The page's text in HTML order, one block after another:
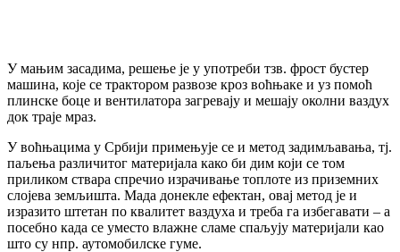
У мањим засадима, решење је у употреби тзв. фрост бустер
машина, које се трактором развозе кроз воћњаке и уз помоћ
плинске боце и вентилатора загревају и мешају околни ваздух
док траје мраз.
У воћњацима у Србији примењује се и метод задимљавања, тј.
паљења различитог материјала како би дим који се том
приликом ствара спречио израчивање топлоте из приземних
слојева земљишта. Мада донекле ефектан, овај метод је и
изразито штетан по квалитет ваздуха и треба га избегавати – а
посебно када се уместо влажне сламе спаљују материјали као
што су нпр. аутомобилске гуме.